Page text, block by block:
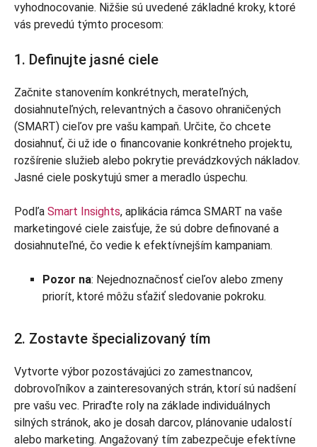
vyhodnocovanie. Nižšie sú uvedené základné kroky, ktoré
vás prevedú týmto procesom:
1. Definujte jasné ciele
Začnite stanovením konkrétnych, merateľných,
dosiahnuteľných, relevantných a časovo ohraničených
(SMART) cieľov pre vašu kampaň. Určite, čo chcete
dosiahnuť, či už ide o financovanie konkrétneho projektu,
rozšírenie služieb alebo pokrytie prevádzkových nákladov.
Jasné ciele poskytujú smer a meradlo úspechu.
Podľa Smart Insights, aplikácia rámca SMART na vaše
marketingové ciele zaisťuje, že sú dobre definované a
dosiahnuteľné, čo vedie k efektívnejším kampaniam.
Pozor na: Nejednoznačnosť cieľov alebo zmeny
priorít, ktoré môžu sťažiť sledovanie pokroku.
2. Zostavte špecializovaný tím
Vytvorte výbor pozostávajúci zo zamestnancov,
dobrovoľníkov a zainteresovaných strán, ktorí sú nadšení
pre vašu vec. Priraďte roly na základe individuálnych
silných stránok, ako je dosah darcov, plánovanie udalostí
alebo marketing. Angažovaný tím zabezpečuje efektívne